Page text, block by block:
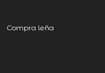
Compra leña